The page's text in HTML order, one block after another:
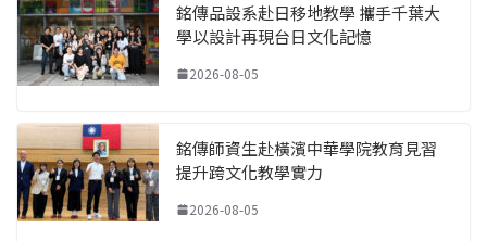
銘傳品設系赴日移地教學 攜手千葉大
學以設計再現台日文化記憶
2026-08-05
銘傳師資生赴橫濱中華學院教育見習
提升跨文化教學實力
2026-08-05